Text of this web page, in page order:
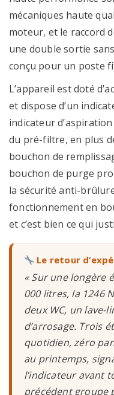
mécaniques haute
moteur, et le raccord
une double sortie
conçu pour un poste
L’appareil est doté
et dispose d’un
indicateur
du pré-filtre, en plus
bouchon de
bouchon de purge
la sécurité anti-
fonctionnement en
et c’est bien ce qui
Le retour
« Sur une longère
000 litres, la 1246
deux WC, un lave-
d’arrosage. Trois
quotidien, zéro
au printemps,
l’indicateur avant
précédent groupe